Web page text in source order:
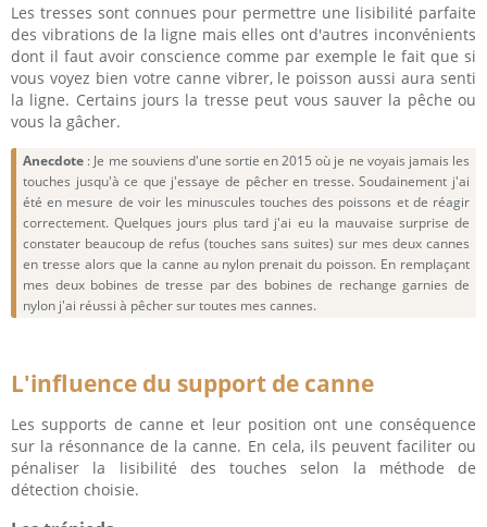
Les tresses sont connues pour permettre une lisibilité parfaite
des vibrations de la ligne mais elles ont d'autres inconvénients
dont il faut avoir conscience comme par exemple le fait que si
vous voyez bien votre canne vibrer, le poisson aussi aura senti
la ligne. Certains jours la tresse peut vous sauver la pêche ou
vous la gâcher.
Anecdote : Je me souviens d'une sortie en 2015 où je ne voyais jamais les
touches jusqu'à ce que j'essaye de pêcher en tresse. Soudainement j'ai
été en mesure de voir les minuscules touches des poissons et de réagir
correctement. Quelques jours plus tard j'ai eu la mauvaise surprise de
constater beaucoup de refus (touches sans suites) sur mes deux cannes
en tresse alors que la canne au nylon prenait du poisson. En remplaçant
mes deux bobines de tresse par des bobines de rechange garnies de
nylon j'ai réussi à pêcher sur toutes mes cannes.
L'influence du support de canne
Les supports de canne et leur position ont une conséquence
sur la résonnance de la canne. En cela, ils peuvent faciliter ou
pénaliser la lisibilité des touches selon la méthode de
détection choisie.